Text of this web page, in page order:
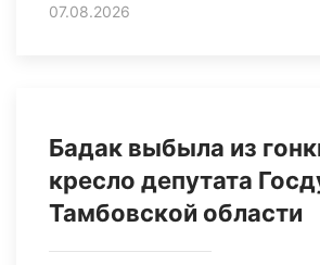
07.08.2026
Бадак выбыла из
кресло депутата
Тамбовской области